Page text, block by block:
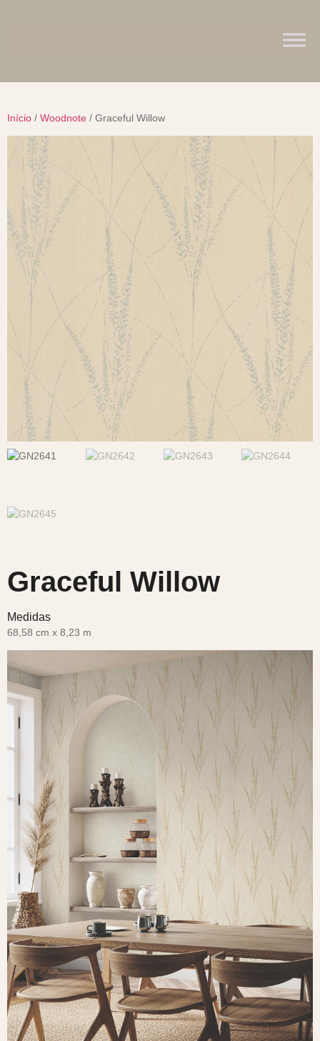
Início / Woodnote / Graceful Willow
Graceful Willow
Medidas
68,58 cm x 8,23 m